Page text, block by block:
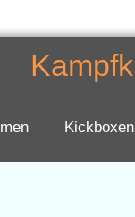
Kickboxen